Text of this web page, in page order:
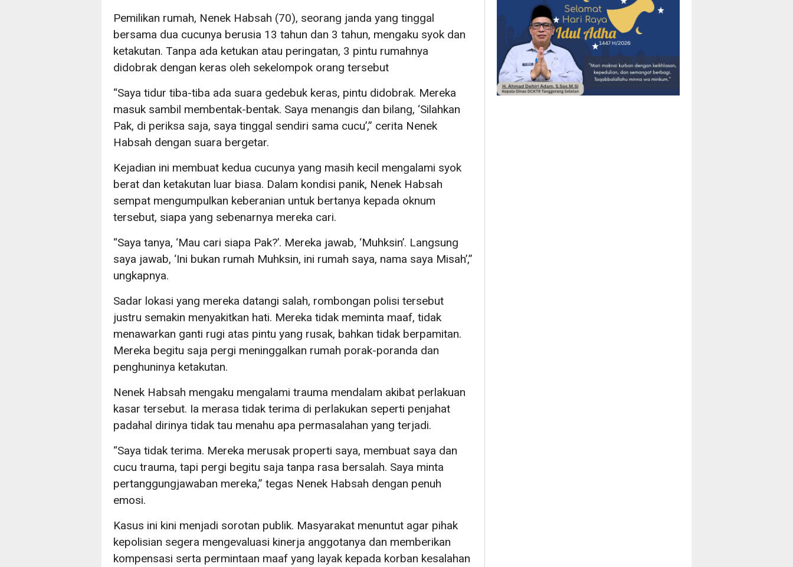
Pemilikan rumah, Nenek Habsah (70), seorang janda yang tinggal
bersama dua cucunya berusia 13 tahun dan 3 tahun, mengaku syok dan
ketakutan. Tanpa ada ketukan atau peringatan, 3 pintu rumahnya
didobrak dengan keras oleh sekelompok orang tersebut
“Saya tidur tiba-tiba ada suara gedebuk keras, pintu didobrak. Mereka
masuk sambil membentak-bentak. Saya menangis dan bilang, ‘Silahkan
Pak, di periksa saja, saya tinggal sendiri sama cucu’,” cerita Nenek
Habsah dengan suara bergetar.
Kejadian ini membuat kedua cucunya yang masih kecil mengalami syok
berat dan ketakutan luar biasa. Dalam kondisi panik, Nenek Habsah
sempat mengumpulkan keberanian untuk bertanya kepada oknum
tersebut, siapa yang sebenarnya mereka cari.
“Saya tanya, ‘Mau cari siapa Pak?’. Mereka jawab, ‘Muhksin’. Langsung
saya jawab, ‘Ini bukan rumah Muhksin, ini rumah saya, nama saya Misah’,”
ungkapnya.
Sadar lokasi yang mereka datangi salah, rombongan polisi tersebut
justru semakin menyakitkan hati. Mereka tidak meminta maaf, tidak
menawarkan ganti rugi atas pintu yang rusak, bahkan tidak berpamitan.
Mereka begitu saja pergi meninggalkan rumah porak-poranda dan
penghuninya ketakutan.
Nenek Habsah mengaku mengalami trauma mendalam akibat perlakuan
kasar tersebut. Ia merasa tidak terima di perlakukan seperti penjahat
padahal dirinya tidak tau menahu apa permasalahan yang terjadi.
“Saya tidak terima. Mereka merusak properti saya, membuat saya dan
cucu trauma, tapi pergi begitu saja tanpa rasa bersalah. Saya minta
pertanggungjawaban mereka,” tegas Nenek Habsah dengan penuh
emosi.
Kasus ini kini menjadi sorotan publik. Masyarakat menuntut agar pihak
kepolisian segera mengevaluasi kinerja anggotanya dan memberikan
kompensasi serta permintaan maaf yang layak kepada korban kesalahan